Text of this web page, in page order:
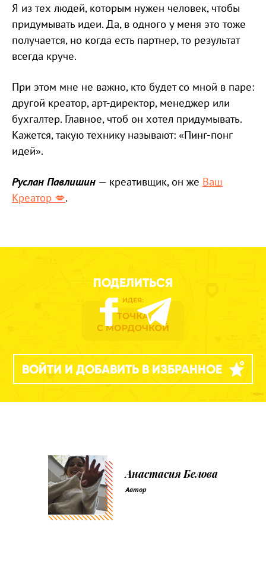
Я из тех людей, которым нужен человек, чтобы
придумывать идеи. Да, в одного у меня это тоже
получается, но когда есть партнер, то результат
всегда круче.
При этом мне не важно, кто будет со мной в паре:
другой креатор, арт-директор, менеджер или
бухгалтер. Главное, чтоб он хотел придумывать.
Кажется, такую технику называют: «Пинг-понг
идей».
Руслан Павлишин — креативщик, он же Ваш
Креатор 💋.
ПОДЕЛИТЬСЯ
ВОЙТИ И ДОБАВИТЬ В ИЗБРАННОЕ
Анастасия Белова
Автор